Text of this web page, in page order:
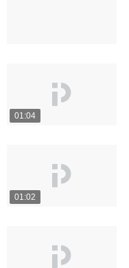
01:04
01:02